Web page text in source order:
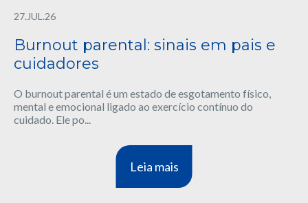
27.JUL.26
Burnout parental: sinais em pais e
cuidadores
O burnout parental é um estado de esgotamento físico,
mental e emocional ligado ao exercício contínuo do
cuidado. Ele po...
Leia mais